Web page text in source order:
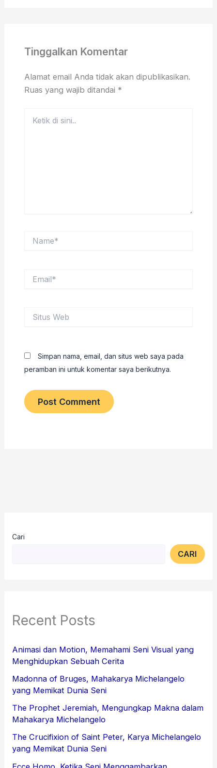
Tinggalkan Komentar
Alamat email Anda tidak akan dipublikasikan.
Ruas yang wajib ditandai *
Web
Simpan nama, email, dan situs web saya pada
peramban ini untuk komentar saya berikutnya.
Cari
CARI
Recent Posts
Animasi dan Motion, Memahami Seni Visual yang
Menghidupkan Sebuah Cerita
Madonna of Bruges, Mahakarya Michelangelo
yang Memikat Dunia Seni
The Prophet Jeremiah, Mengungkap Makna dalam
Mahakarya Michelangelo
The Crucifixion of Saint Peter, Karya Michelangelo
yang Memikat Dunia Seni